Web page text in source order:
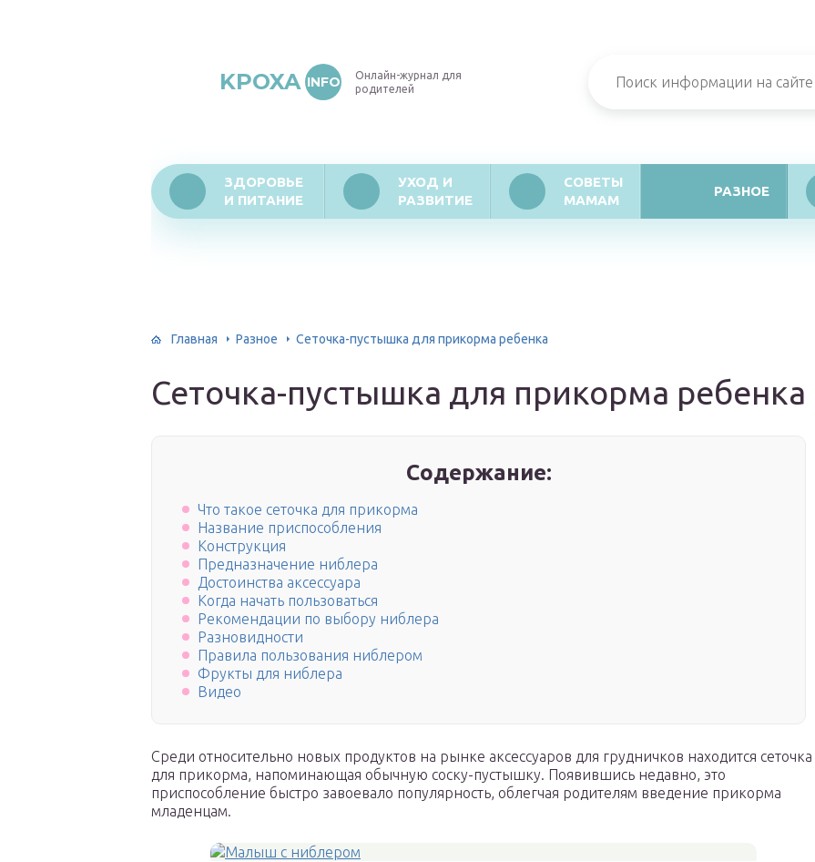
KPOXA INFO
Онлайн-журнал для
родителей
ЗДОРОВЬЕ
И ПИТАНИЕ
УХОД И
РАЗВИТИЕ
СОВЕТЫ
МАМАМ
РАЗНОЕ
Главная Разное Сеточка-пустышка для прикорма ребенка
Сеточка-пустышка для прикорма ребенка
Содержание:
Что такое сеточка для прикорма
Название приспособления
Конструкция
Предназначение ниблера
Достоинства аксессуара
Когда начать пользоваться
Рекомендации по выбору ниблера
Разновидности
Правила пользования ниблером
Фрукты для ниблера
Видео
Среди относительно новых продуктов на рынке аксессуаров для грудничков находится сеточка
для прикорма, напоминающая обычную соску-пустышку. Появившись недавно, это
приспособление быстро завоевало популярность, облегчая родителям введение прикорма
младенцам.